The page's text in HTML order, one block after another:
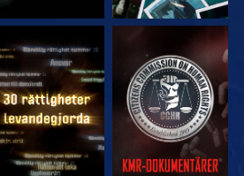
TITTA TITTA